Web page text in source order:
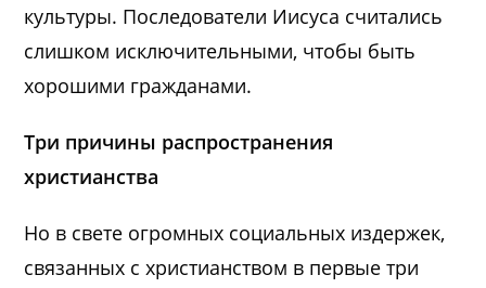
культуры. Последователи Иисуса считались
слишком исключительными, чтобы быть
хорошими гражданами.
Три причины распространения
христианства
Но в свете огромных социальных издержек,
связанных с христианством в первые три